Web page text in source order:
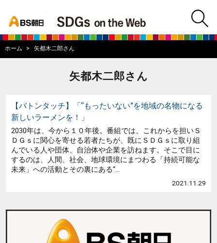
BS朝日SDGs
ホーム 矢都木二郎さん
矢都木二郎さん
【バトンタッチ】「“もったいない”を地域の名物になる
新しいラーメンを！」
2030年は、今から１０年後。番組では、これからを担いＳ
ＤＧｓに関心を寄せる若者たちが、既にＳＤＧｓに取り組
んでいる人や団体、自治体や企業を訪ねます。そこで目に
するのは、人間、社会、地球環境にまつわる「持続可能な
未来」への活動とその裏にある“...
2021.11.29